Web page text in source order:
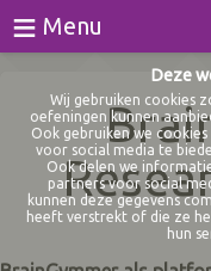
Games
Tests
Video
≡ Menu
Deze
Wij gebruiken cookies
oefeningen kunnen
Ook gebruiken we
voor social media te
Ook delen we
partners voor social
kunnen deze gegevens
heeft verstrekt of die ze
hun